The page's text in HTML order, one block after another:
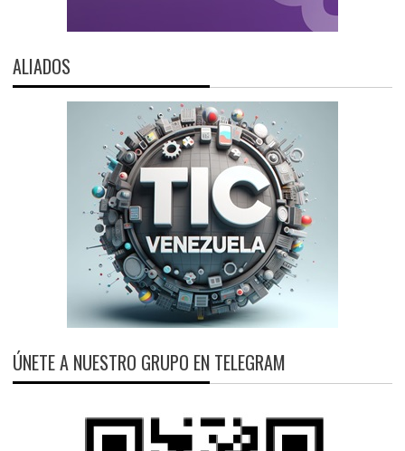
ALIADOS
ÚNETE A NUESTRO GRUPO EN TELEGRAM